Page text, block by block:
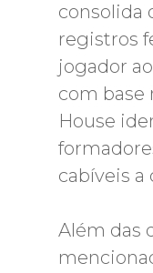
consolida
registros
jogador
com base
House
cabíveis a
Além das